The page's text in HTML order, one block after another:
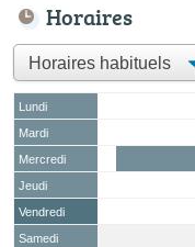
Horaires
Lundi
Mardi
Mercredi
Jeudi
Vendredi
Samedi